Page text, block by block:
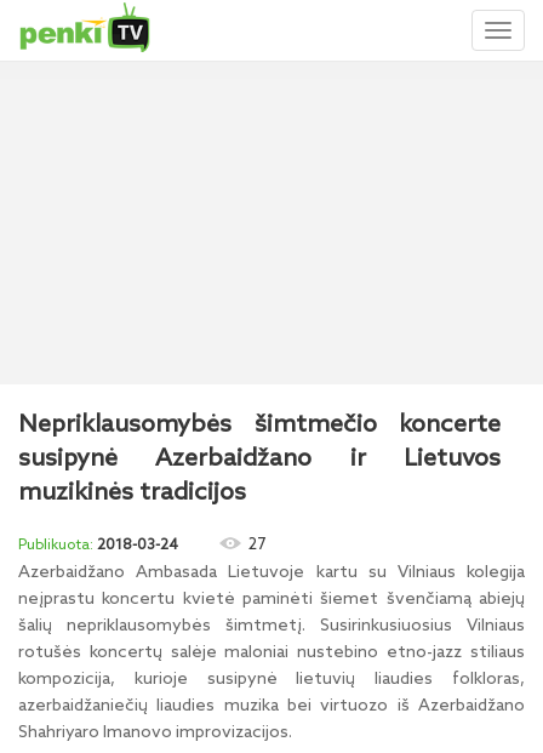
Nepriklausomybės šimtmečio koncerte
susipynė Azerbaidžano ir Lietuvos
muzikinės tradicijos
2018-03-24 27
Azerbaidžano Ambasada Lietuvoje kartu su Vilniaus kolegija
neįprastu koncertu kvietė paminėti šiemet švenčiamą abiejų
šalių nepriklausomybės šimtmetį. Susirinkusiuosius Vilniaus
rotušės koncertų salėje maloniai nustebino etno-jazz stiliaus
kompozicija, kurioje susipynė lietuvių liaudies folkloras,
azerbaidžaniečių liaudies muzika bei virtuozo iš Azerbaidžano
Shahriyaro Imanovo improvizacijos.